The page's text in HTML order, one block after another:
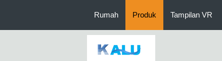
Rumah Produk Tampilan VR